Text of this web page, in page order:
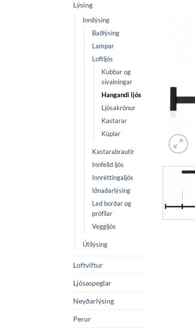
Lýsing
Innilýsing
Baðlýsing
Lampar
Loftljós
Kubbar og
sívalningar
Hangandi ljós
Ljósakrónur
Kastarar
Kúplar
Kastarabrautir
Innfelld ljós
Innréttingaljós
Iðnaðarlýsing
Led borðar og
prófílar
Veggljós
Útilýsing
Loftviftur
Ljósaspeglar
Neyðarlýsing
Perur